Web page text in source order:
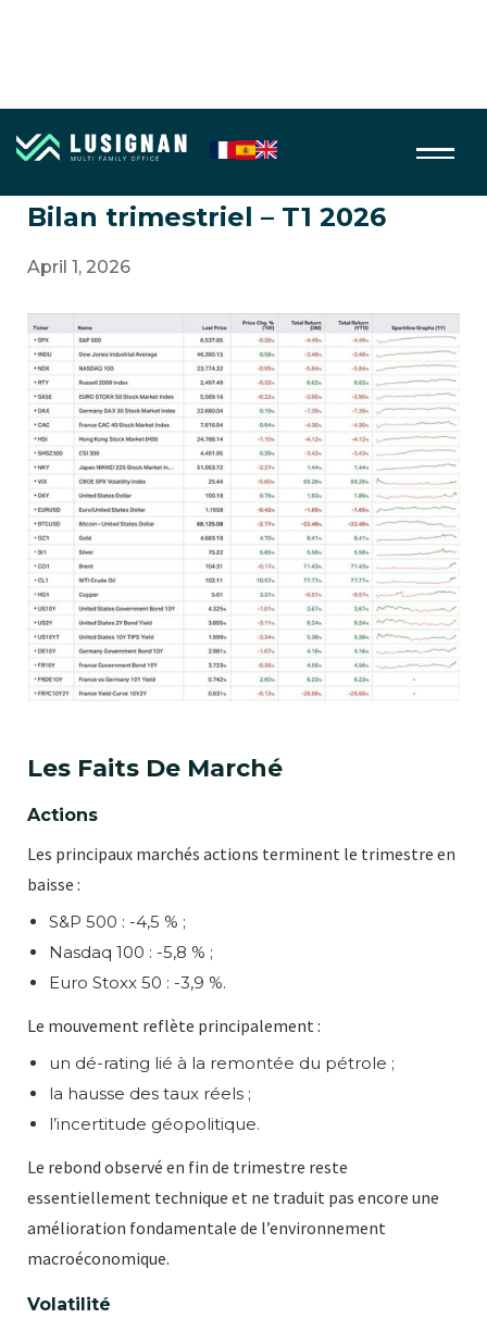
Macro économie
Bilan trimestriel – T1 2026
April 1, 2026
Les Faits De Marché
Actions
Les principaux marchés actions terminent le trimestre en
baisse :
S&P 500 : -4,5 % ;
Nasdaq 100 : -5,8 % ;
Euro Stoxx 50 : -3,9 %.
Le mouvement reflète principalement :
un dé-rating lié à la remontée du pétrole ;
la hausse des taux réels ;
l’incertitude géopolitique.
Le rebond observé en fin de trimestre reste
essentiellement technique et ne traduit pas encore une
amélioration fondamentale de l’environnement
macroéconomique.
Volatilité